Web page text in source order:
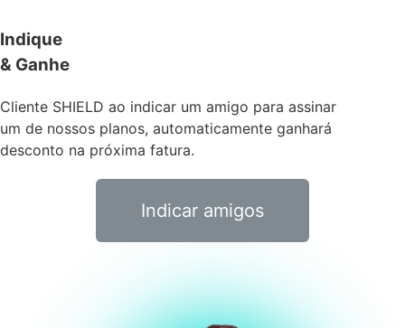
Indique
& Ganhe
Cliente SHIELD ao indicar um amigo para assinar
um de nossos planos, automaticamente ganhará
desconto na próxima fatura.
Indicar amigos